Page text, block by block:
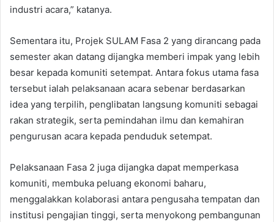
industri acara,” katanya.
Sementara itu, Projek SULAM Fasa 2 yang dirancang pada
semester akan datang dijangka memberi impak yang lebih
besar kepada komuniti setempat. Antara fokus utama fasa
tersebut ialah pelaksanaan acara sebenar berdasarkan
idea yang terpilih, penglibatan langsung komuniti sebagai
rakan strategik, serta pemindahan ilmu dan kemahiran
pengurusan acara kepada penduduk setempat.
Pelaksanaan Fasa 2 juga dijangka dapat memperkasa
komuniti, membuka peluang ekonomi baharu,
menggalakkan kolaborasi antara pengusaha tempatan dan
institusi pengajian tinggi, serta menyokong pembangunan